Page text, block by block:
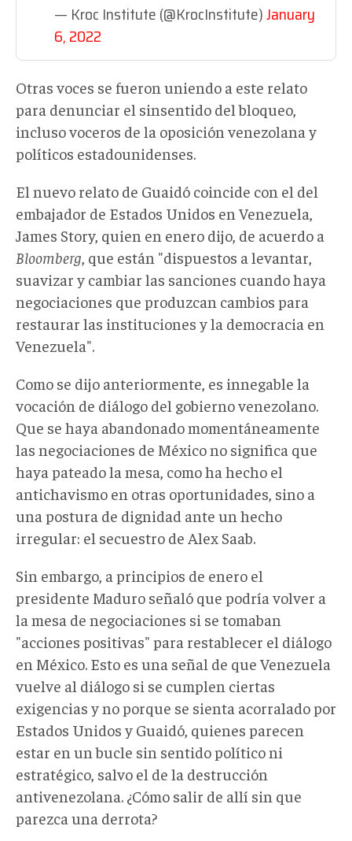
— Kroc Institute (@KrocInstitute)January
6, 2022
Otras voces se fueron uniendo a este relato
para denunciar el sinsentido del bloqueo,
incluso voceros de la oposición venezolana y
políticos estadounidenses.
El nuevo relato de Guaidó coincide con el del
embajador de Estados Unidos en Venezuela,
James Story, quien en enero dijo, de acuerdo a
Bloomberg , que están "dispuestos a levantar,
suavizar y cambiar las sanciones cuando haya
negociaciones que produzcan cambios para
restaurar las instituciones y la democracia en
Venezuela".
Como se dijo anteriormente, es innegable la
vocación de diálogo del gobierno venezolano.
Que se haya abandonado momentáneamente
las negociaciones de México no significa que
haya pateado la mesa, como ha hecho el
antichavismo en otras oportunidades, sino a
una postura de dignidad ante un hecho
irregular: el secuestro de Alex Saab.
Sin embargo, a principios de enero el
presidente Maduro señaló que podría volver a
la mesa de negociaciones si se tomaban
"acciones positivas" para restablecer el diálogo
en México. Esto es una señal de que Venezuela
vuelve al diálogo si se cumplen ciertas
exigencias y no porque se sienta acorralado por
Estados Unidos y Guaidó, quienes parecen
estar en un bucle sin sentido político ni
estratégico, salvo el de la destrucción
antivenezolana. ¿Cómo salir de allí sin que
parezca una derrota?